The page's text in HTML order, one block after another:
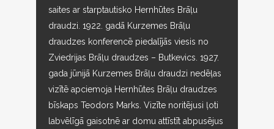
saites ar starptautisko Hernhūtes Brāļu
draudzi. 1922. gadā Kurzemes Brāļu
draudzes konferencē piedalījās viesis no
Zviedrijas Brāļu draudzes – Butkevics. 1927.
gada jūnijā Kurzemes Brāļu draudzi nedēļas
vizītē apciemoja Hernhūtes Brāļu draudzes
bīskaps Teodors Marks. Vizīte noritējusi ļoti
labvēlīgā gaisotnē ar domu attīstīt abpusējus